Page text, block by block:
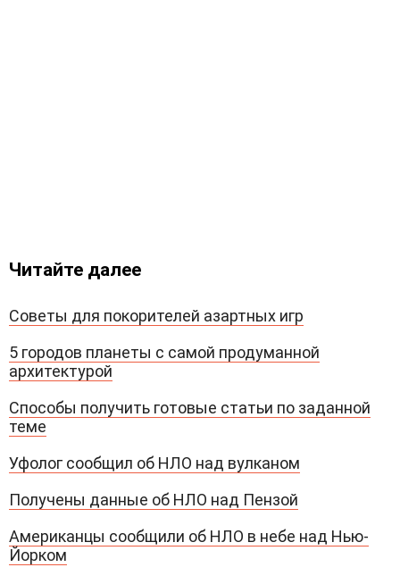
Читайте далее
Советы для покорителей азартных игр
5 городов планеты с самой продуманной
архитектурой
Способы получить готовые статьи по заданной
теме
Уфолог сообщил об НЛО над вулканом
Получены данные об НЛО над Пензой
Американцы сообщили об НЛО в небе над Нью-
Йорком